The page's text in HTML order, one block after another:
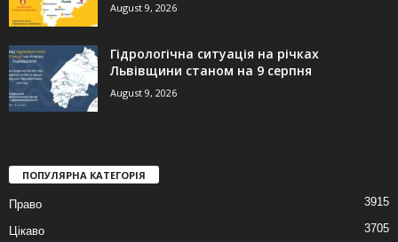
August 9, 2026
Гідрологічна ситуація на річках
Львівщини станом на 9 серпня
August 9, 2026
ПОПУЛЯРНА КАТЕГОРІЯ
Право 3915
Цікаво 3705